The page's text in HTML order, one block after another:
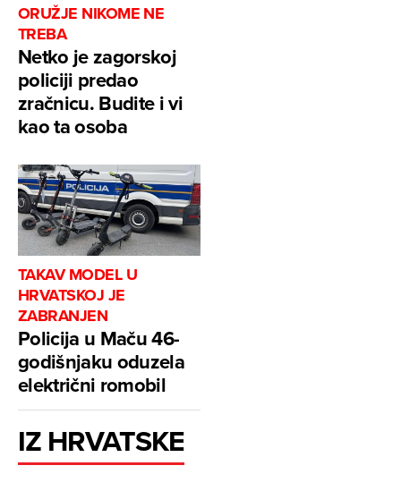
ORUŽJE NIKOME NE
TREBA
Netko je zagorskoj
policiji predao
zračnicu. Budite i vi
kao ta osoba
TAKAV MODEL U
HRVATSKOJ JE
ZABRANJEN
Policija u Maču 46-
godišnjaku oduzela
električni romobil
IZ HRVATSKE